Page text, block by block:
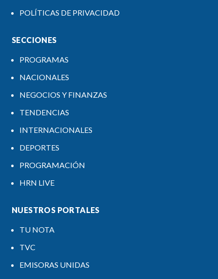
POLÍTICAS DE PRIVACIDAD
SECCIONES
PROGRAMAS
NACIONALES
NEGOCIOS Y FINANZAS
TENDENCIAS
INTERNACIONALES
DEPORTES
PROGRAMACIÓN
HRN LIVE
NUESTROS PORTALES
TU NOTA
TVC
EMISORAS UNIDAS